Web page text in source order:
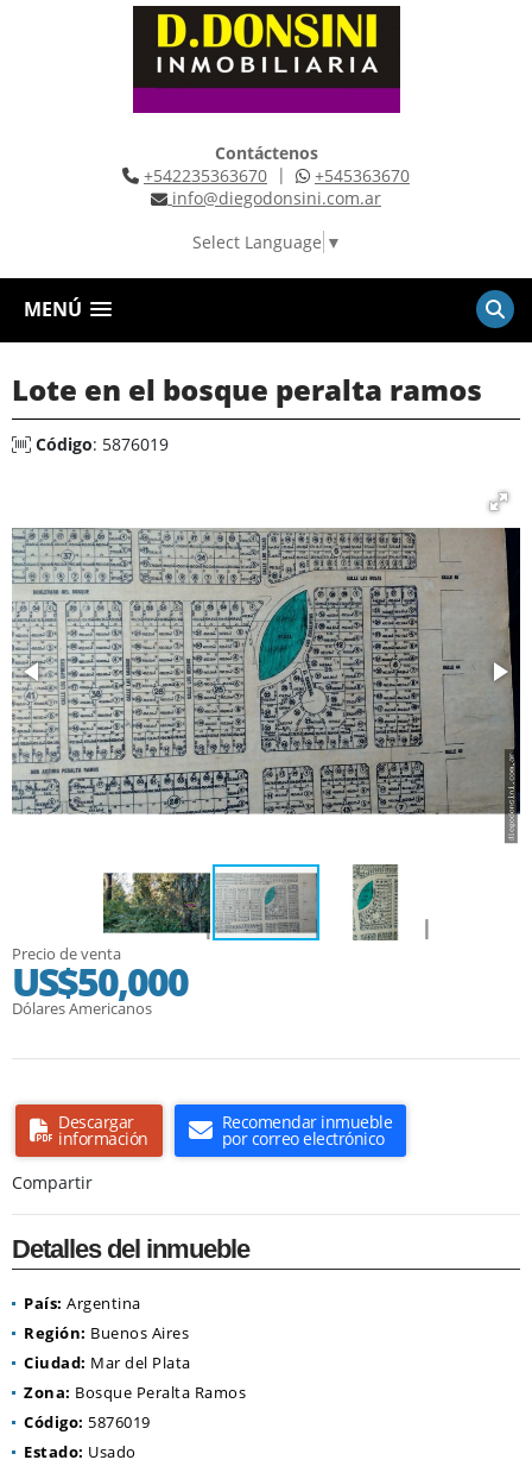
Contáctenos
+542235363670 |
+545363670
info@diegodonsini.com.ar
Select Language ▼
MENÚ
Lote en el bosque peralta ramos
Código: 5876019
Precio de venta
US$50,000
Dólares Americanos
Descargar
información
Recomendar inmueble
por correo electrónico
Compartir
Detalles del inmueble
País: Argentina
Región: Buenos Aires
Ciudad: Mar del Plata
Zona: Bosque Peralta Ramos
Código: 5876019
Estado: Usado